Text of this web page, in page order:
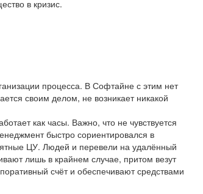
в кризис.
процесса. В Софтайне с этим нет
своим делом, не возникает никакой
как часы. Важно, что не чувствуется
быстро сориентировался в
ЦУ. Людей и перевели на удалённый
лишь в крайнем случае, притом везут
счёт и обеспечивают средствами